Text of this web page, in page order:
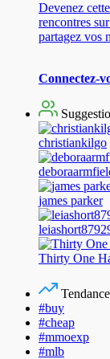
Devenez
rencontres
partagez vos
Connectez-
christiankilgo
james parker
Thirty One
#buy
#cheap
#mmoexp
#mlb